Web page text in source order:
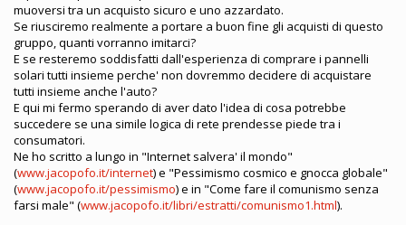
muoversi tra un acquisto sicuro e uno azzardato.
Se riusciremo realmente a portare a buon fine gli acquisti di questo
gruppo, quanti vorranno imitarci?
E se resteremo soddisfatti dall'esperienza di comprare i pannelli
solari tutti insieme perche' non dovremmo decidere di acquistare
tutti insieme anche l'auto?
E qui mi fermo sperando di aver dato l'idea di cosa potrebbe
succedere se una simile logica di rete prendesse piede tra i
consumatori.
Ne ho scritto a lungo in "Internet salvera' il mondo"
(www.jacopofo.it/internet) e "Pessimismo cosmico e gnocca globale"
(www.jacopofo.it/pessimismo) e in "Come fare il comunismo senza
farsi male" (www.jacopofo.it/libri/estratti/comunismo1.html).